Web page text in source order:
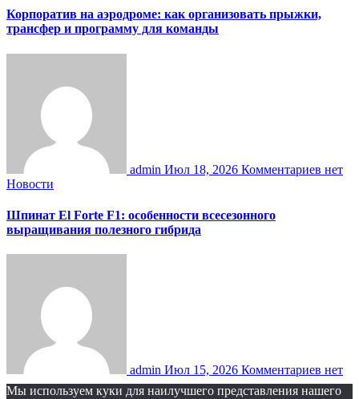
Корпоратив на аэродроме: как организовать прыжки,
трансфер и программу для команды
admin Июл 18, 2026 Комментариев нет
Новости
Шпинат El Forte F1: особенности всесезонного
выращивания полезного гибрида
admin Июл 15, 2026 Комментариев нет
Мы используем куки для наилучшего представления нашего